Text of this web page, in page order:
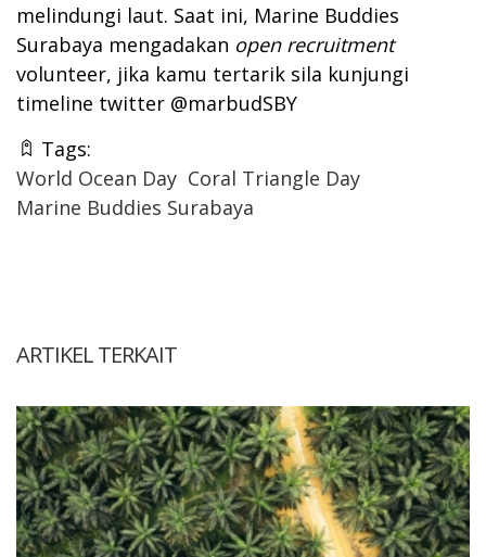
melindungi laut. Saat ini, Marine Buddies
Surabaya mengadakan open recruitment
volunteer, jika kamu tertarik sila kunjungi
timeline twitter @marbudSBY
Tags:
World Ocean Day Coral Triangle Day
Marine Buddies Surabaya
ARTIKEL TERKAIT